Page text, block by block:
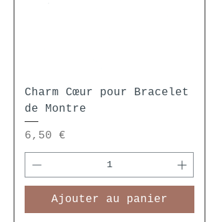
Charm Cœur pour Bracelet
de Montre
Prix
6,50 €
Ajouter au panier